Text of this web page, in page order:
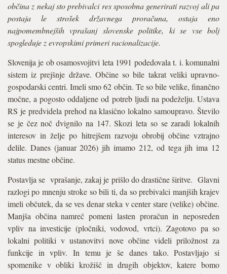
občina z nekaj sto prebivalci res sposobna generirati razvoj ali pa
postaja le strošek državnega proračuna, ostaja eno
najpomembnejših vprašanj slovenske politike, ki se vse bolj
spogleduje z evropskimi primeri racionalizacije.
Slovenija je ob osamosvojitvi leta 1991 podedovala t. i. komunalni
sistem iz prejšnje države. Občine so bile takrat veliki upravno-
gospodarski centri. Imeli smo 62 občin. Te so bile velike, finančno
močne, a pogosto oddaljene od potreb ljudi na podeželju. Ustava
RS je predvidela prehod na klasično lokalno samoupravo. Število
se je čez noč dvignilo na 147. Skozi leta so se zaradi lokalnih
interesov in želje po hitrejšem razvoju obrobij občine vztrajno
delile. Danes (januar 2026) jih imamo 212, od tega jih ima 12
status mestne občine.
Postavlja se vprašanje, zakaj je prišlo do drastične širitve. Glavni
razlogi po mnenju stroke so bili ti, da so prebivalci manjših krajev
imeli občutek, da se ves denar steka v center stare (velike) občine.
Manjša občina namreč pomeni lasten proračun in neposreden
vpliv na investicije (pločniki, vodovod, vrtci). Zagotovo pa so
lokalni politiki v ustanovitvi nove občine videli priložnost za
funkcije in vpliv. In temu je še danes tako. Postavljajo si
spomenike v obliki krožišč in drugih objektov, katere bomo